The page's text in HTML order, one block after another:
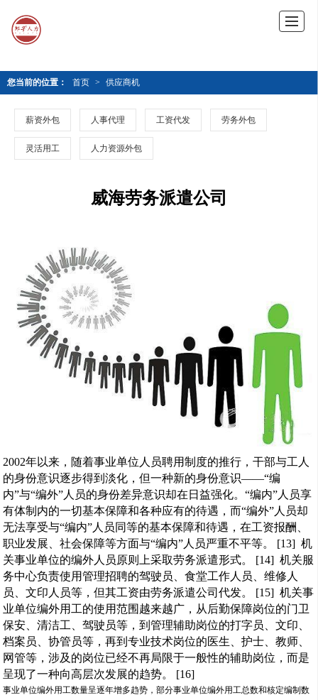
您当前的位置： 首页 > 供应商机
薪资外包 人事代理 工资代发 劳务外包
灵活用工 人力资源外包
威海劳务派遣公司
2002年以来，随着事业单位人员聘用制度的推行，干部与工人
的身份意识逐步得到淡化，但一种新的身份意识――“编
内”与“编外”人员的身份差异意识却在日益强化。“编内”人员享
有体制内的一切基本保障和各种应有的待遇，而“编外”人员却
无法享受与“编内”人员同等的基本保障和待遇，在工资报酬、
职业发展、社会保障等方面与“编内”人员严重不平等。 [13] 机
关事业单位的编外人员原则上采取劳务派遣形式。 [14] 机关服
务中心负责使用管理招聘的驾驶员、食堂工作人员、维修人
员、文印人员等，但其工资由劳务派遣公司代发。 [15] 机关事
业单位编外用工的使用范围越来越广，从后勤保障岗位的门卫
保安、清洁工、驾驶员等，到管理辅助岗位的打字员、文印、
档案员、协管员等，再到专业技术岗位的医生、护士、教师、
网管等，涉及的岗位已经不再局限于一般性的辅助岗位，而是
呈现了一种向高层次发展的趋势。 [16]
事业单位编外用工数量呈逐年增多趋势，部分事业单位编外用工总数和核定编制数